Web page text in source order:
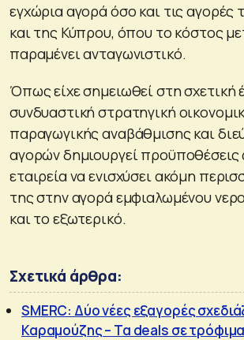
εγχώρια αγορά όσο και τις αγορές
και της Κύπρου, όπου το κόστος
παραμένει ανταγωνιστικό.
Όπως είχε σημειωθεί στη σχετική
συνδυαστική στρατηγική
παραγωγικής αναβάθμισης και
αγορών δημιουργεί
εταιρεία να ενισχύσει ακόμη
της στην αγορά εμφιαλωμένου
και το εξωτερικό.
Σχετικά άρθρα:
SMERC: Δύο νέες εξαγορές
Καραμούζης – Τα deals σε